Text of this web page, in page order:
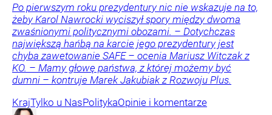
Po pierwszym roku prezydentury nic nie wskazuje na to,
żeby Karol Nawrocki wyciszył spory między dwoma
zwaśnionymi politycznymi obozami. – Dotychczas
największą hańbą na karcie jego prezydentury jest
chyba zawetowanie SAFE – ocenia Mariusz Witczak z
KO. – Mamy głowę państwa, z której możemy być
dumni – kontruje Marek Jakubiak z Rozwoju Plus.
KrajTylko u NasPolitykaOpinie i komentarze